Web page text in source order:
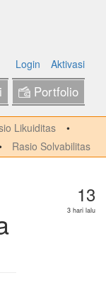
Login Aktivasi
Portfolio
Likuiditas
Rasio Solvabilitas
13
3 hari lalu